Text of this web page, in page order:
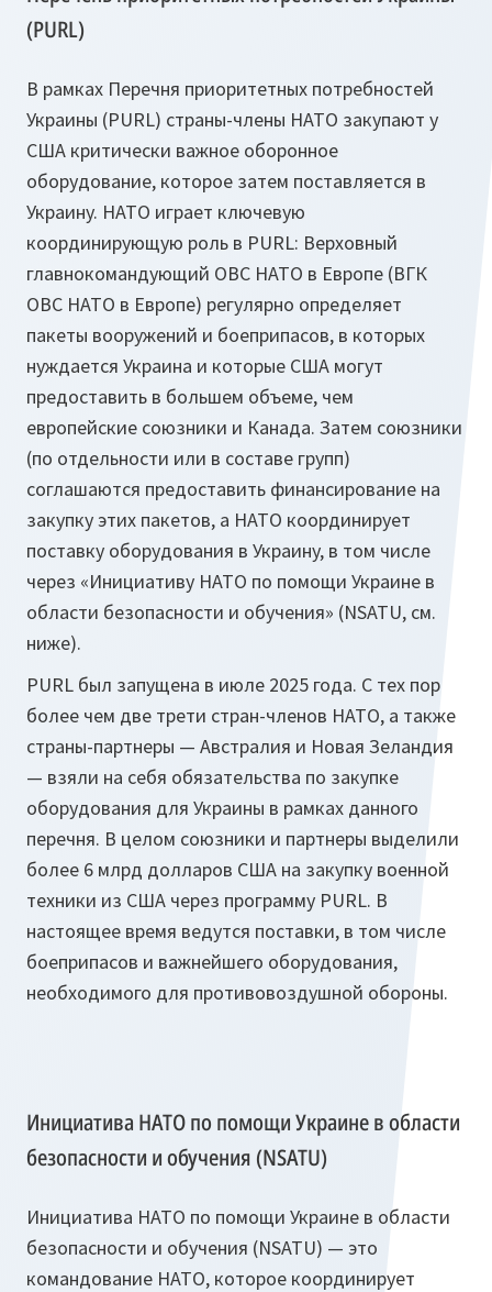
(PURL)
В рамках Перечня приоритетных потребностей
Украины (PURL) страны-члены НАТО закупают у
США критически важное оборонное
оборудование, которое затем поставляется в
Украину. НАТО играет ключевую
координирующую роль в PURL: Верховный
главнокомандующий ОВС НАТО в Европе (ВГК
ОВС НАТО в Европе) регулярно определяет
пакеты вооружений и боеприпасов, в которых
нуждается Украина и которые США могут
предоставить в большем объеме, чем
европейские союзники и Канада. Затем союзники
(по отдельности или в составе групп)
соглашаются предоставить финансирование на
закупку этих пакетов, а НАТО координирует
поставку оборудования в Украину, в том числе
через «Инициативу НАТО по помощи Украине в
области безопасности и обучения» (NSATU, см.
ниже).
PURL был запущена в июле 2025 года. С тех пор
более чем две трети стран-членов НАТО, а также
страны-партнеры — Австралия и Новая Зеландия
— взяли на себя обязательства по закупке
оборудования для Украины в рамках данного
перечня. В целом союзники и партнеры выделили
более 6 млрд долларов США на закупку военной
техники из США через программу PURL. В
настоящее время ведутся поставки, в том числе
боеприпасов и важнейшего оборудования,
необходимого для противовоздушной обороны.
Инициатива НАТО по помощи Украине в области
безопасности и обучения (NSATU)
Инициатива НАТО по помощи Украине в области
безопасности и обучения (NSATU) — это
командование НАТО, которое координирует